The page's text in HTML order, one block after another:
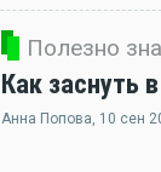
Полезно
Как заснуть
Анна Попова, 10 сен